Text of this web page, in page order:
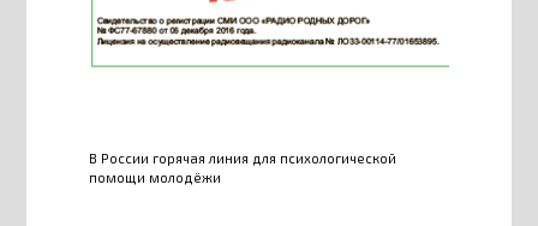
В России горячая линия для психологической
помощи молодёжи